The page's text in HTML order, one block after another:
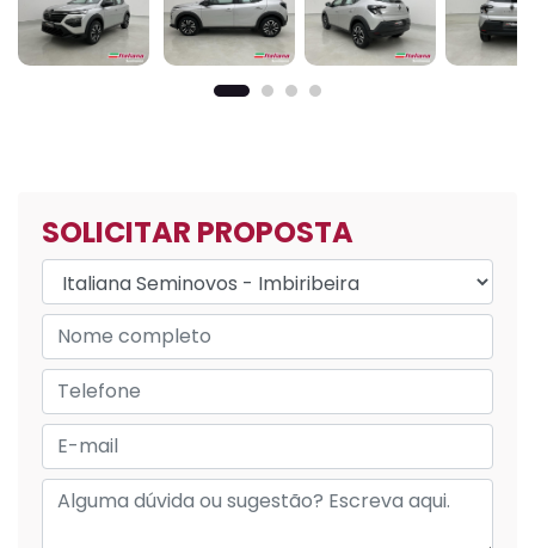
SOLICITAR PROPOSTA